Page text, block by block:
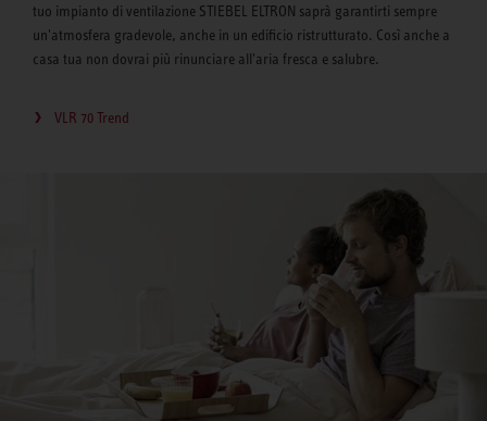
tuo impianto di ventilazione STIEBEL ELTRON saprà garantirti sempre
un'atmosfera gradevole, anche in un edificio ristrutturato. Così anche a
casa tua non dovrai più rinunciare all'aria fresca e salubre.
VLR 70 Trend